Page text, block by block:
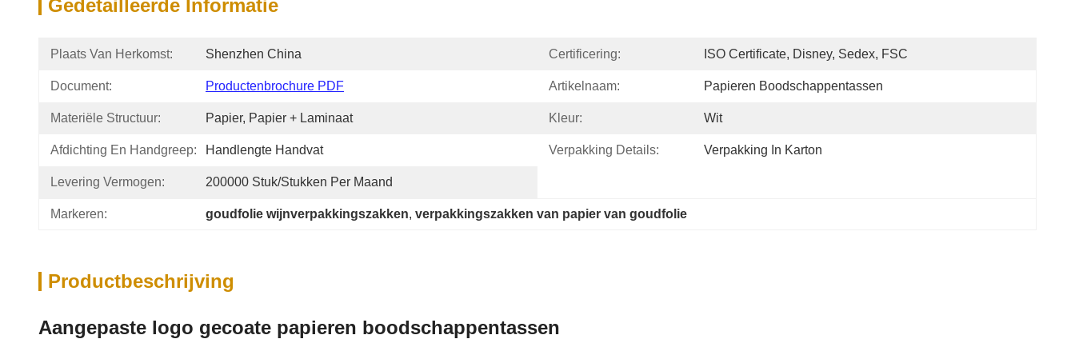
Gedetailleerde Informatie
Plaats Van Herkomst: Shenzhen China Certificering: ISO Certificate, Disney, Sedex, FSC
Document: Productenbrochure PDF Artikelnaam: Papieren Boodschappentassen
Materiële Structuur: Papier, Papier + Laminaat Kleur: Wit
Afdichting En Handgreep: Handlengte Handvat Verpakking Details: Verpakking In Karton
Levering Vermogen: 200000 Stuk/Stukken Per Maand
Markeren: goudfolie wijnverpakkingszakken, verpakkingszakken van papier van goudfolie
Productbeschrijving
Aangepaste logo gecoate papieren boodschappentassen